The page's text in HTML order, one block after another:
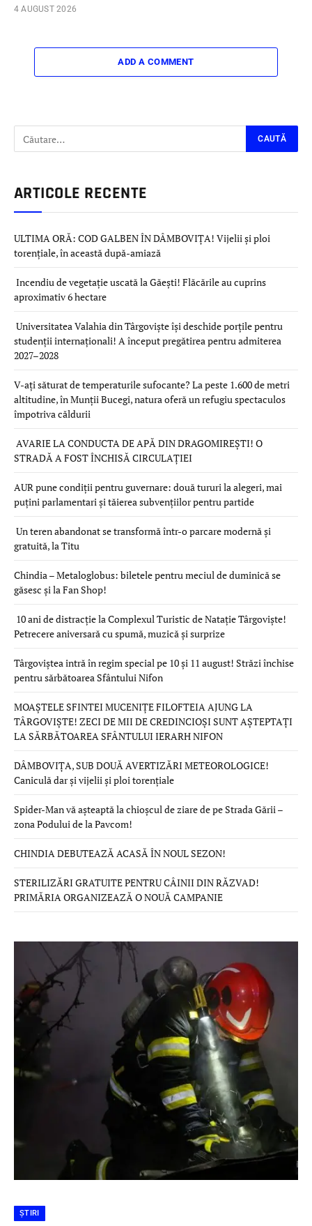
4 AUGUST 2026
ADD A COMMENT
ARTICOLE RECENTE
ULTIMA ORĂ: COD GALBEN ÎN DÂMBOVIȚA! Vijelii și ploi
torențiale, în această după-amiază
Incendiu de vegetație uscată la Găești! Flăcările au cuprins
aproximativ 6 hectare
Universitatea Valahia din Târgoviște își deschide porțile pentru
studenții internaționali! A început pregătirea pentru admiterea
2027–2028
V-ați săturat de temperaturile sufocante? La peste 1.600 de metri
altitudine, în Munții Bucegi, natura oferă un refugiu spectaculos
împotriva căldurii
AVARIE LA CONDUCTA DE APĂ DIN DRAGOMIREȘTI! O
STRADĂ A FOST ÎNCHISĂ CIRCULAȚIEI
AUR pune condiții pentru guvernare: două tururi la alegeri, mai
puțini parlamentari și tăierea subvențiilor pentru partide
Un teren abandonat se transformă într-o parcare modernă și
gratuită, la Titu
Chindia – Metaloglobus: biletele pentru meciul de duminică se
găsesc și la Fan Shop!
10 ani de distracție la Complexul Turistic de Natație Târgoviște!
Petrecere aniversară cu spumă, muzică și surprize
Târgoviștea intră în regim special pe 10 și 11 august! Străzi închise
pentru sărbătoarea Sfântului Nifon
MOAȘTELE SFINTEI MUCENIȚE FILOFTEIA AJUNG LA
TÂRGOVIȘTE! ZECI DE MII DE CREDINCIOȘI SUNT AȘTEPTAȚI
LA SĂRBĂTOAREA SFÂNTULUI IERARH NIFON
DÂMBOVIȚA, SUB DOUĂ AVERTIZĂRI METEOROLOGICE!
Caniculă dar și vijelii și ploi torențiale
Spider-Man vă așteaptă la chioșcul de ziare de pe Strada Gării –
zona Podului de la Pavcom!
CHINDIA DEBUTEAZĂ ACASĂ ÎN NOUL SEZON!
STERILIZĂRI GRATUITE PENTRU CÂINII DIN RĂZVAD!
PRIMĂRIA ORGANIZEAZĂ O NOUĂ CAMPANIE
ȘTIRI